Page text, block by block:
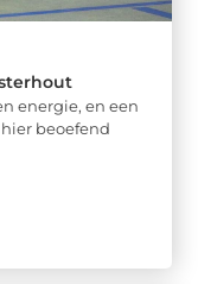
energie, en een
beoefend